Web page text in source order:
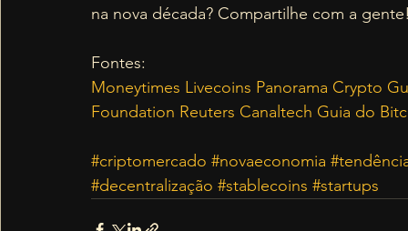
na nova década? Compartilhe com a
Fontes:
Moneytimes Livecoins Panorama Crypto
Foundation Reuters Canaltech Guia do
#criptomercado #novaeconomia
#decentralização #stablecoins #startups